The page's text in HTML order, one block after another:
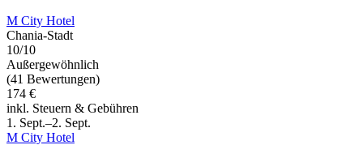
M City Hotel
Chania-Stadt
10/10
Außergewöhnlich
(41 Bewertungen)
174 €
inkl. Steuern & Gebühren
1. Sept.–2. Sept.
M City Hotel